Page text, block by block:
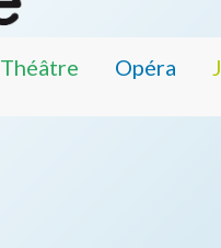
Théâtre Opéra